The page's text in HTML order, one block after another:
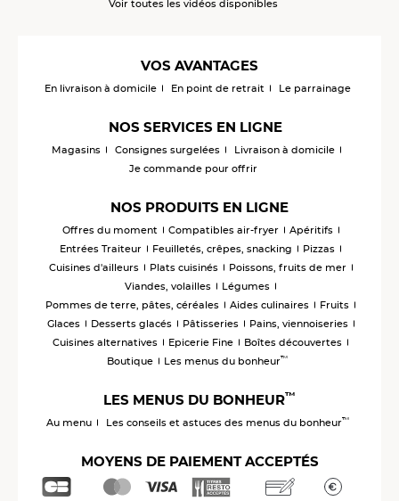
Voir toutes les vidéos disponibles
VOS AVANTAGES
En livraison à domicile En point de retrait Le parrainage
NOS SERVICES EN LIGNE
Magasins Consignes surgelées
Livraison à domicile
Je commande pour offrir
NOS PRODUITS EN LIGNE
Offres du moment Compatibles air-fryer
Apéritifs
Entrées Traiteur
Feuilletés, crêpes, snacking
Pizzas
Cuisines d'ailleurs
Plats cuisinés
Poissons, fruits de mer
Viandes, volailles
Légumes
Pommes de terre, pâtes, céréales
Aides culinaires
Fruits
Glaces
Desserts glacés Pâtisseries
Pains, viennoiseries
Cuisines alternatives
Epicerie Fine
Boîtes découvertes
Boutique
Les menus du bonheur™
LES MENUS DU BONHEUR™
Au menu Les conseils et astuces des menus du bonheur™
MOYENS DE PAIEMENT ACCEPTÉS